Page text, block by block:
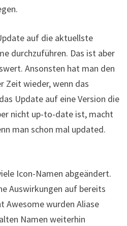
auf die aktuellste
durchzuführen. Das ist aber
Ansonsten hat man den
Zeit wieder, wenn das
Update auf eine Version die
nicht up-to-date ist, macht
man schon mal updated.
Icon-Namen abgeändert.
Auswirkungen auf bereits
Awesome wurden Aliase
Namen weiterhin